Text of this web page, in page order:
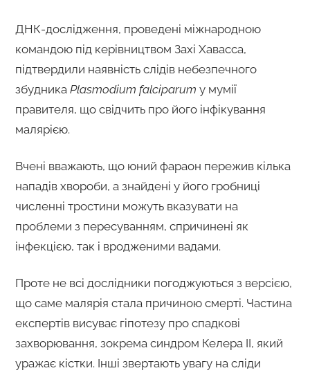
ДНК-дослідження, проведені міжнародною
командою під керівництвом Захі Хавасса,
підтвердили наявність слідів небезпечного
збудника Plasmodium falciparum у мумії
правителя, що свідчить про його інфікування
малярією.
Вчені вважають, що юний фараон пережив кілька
нападів хвороби, а знайдені у його гробниці
численні тростини можуть вказувати на
проблеми з пересуванням, спричинені як
інфекцією, так і вродженими вадами.
Проте не всі дослідники погоджуються з версією,
що саме малярія стала причиною смерті. Частина
експертів висуває гіпотезу про спадкові
захворювання, зокрема синдром Келера II, який
уражає кістки. Інші звертають увагу на сліди